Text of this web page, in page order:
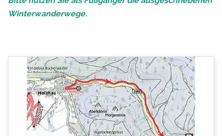
Winterwanderwege.